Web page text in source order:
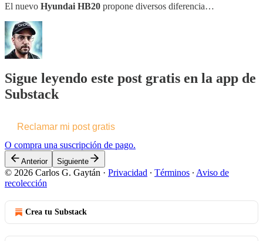
El nuevo Hyundai HB20 propone diversos diferencia…
Sigue leyendo este post gratis en la app de
Substack
Reclamar mi post gratis
O compra una suscripción de pago.
Anterior Siguiente
© 2026 Carlos G. Gaytán · Privacidad ∙ Términos ∙ Aviso de
recolección
Crea tu Substack